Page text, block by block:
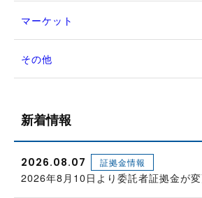
マーケット
その他
新着情報
2026.08.07 証拠金情報
2026年8月10日より委託者証拠金が変